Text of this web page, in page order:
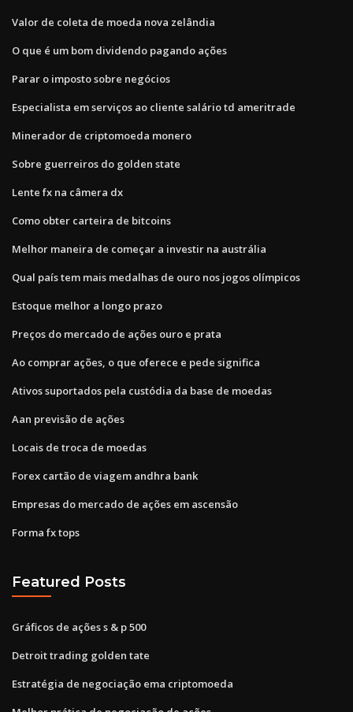
Valor de coleta de moeda nova zelândia
O que é um bom dividendo pagando ações
Parar o imposto sobre negócios
Especialista em serviços ao cliente salário td ameritrade
Minerador de criptomoeda monero
Sobre guerreiros do golden state
Lente fx na câmera dx
Como obter carteira de bitcoins
Melhor maneira de começar a investir na austrália
Qual país tem mais medalhas de ouro nos jogos olímpicos
Estoque melhor a longo prazo
Preços do mercado de ações ouro e prata
Ao comprar ações, o que oferece e pede significa
Ativos suportados pela custódia da base de moedas
Aan previsão de ações
Locais de troca de moedas
Forex cartão de viagem andhra bank
Empresas do mercado de ações em ascensão
Forma fx tops
Featured Posts
Gráficos de ações s & p 500
Detroit trading golden tate
Estratégia de negociação ema criptomoeda